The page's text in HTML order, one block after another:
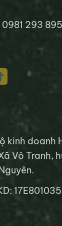
293 895
kinh doanh
huyện Phú Lương,